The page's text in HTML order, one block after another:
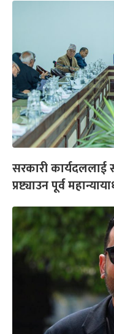
सरकारी
प्रष्ट्याउन पूर्व